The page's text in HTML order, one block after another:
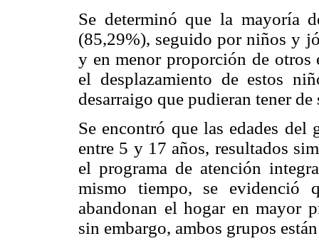
Se determinó que la mayoría
(85,29%), seguido por niños y
y en menor proporción de otros
el desplazamiento de estos
desarraigo que pudieran tener
Se encontró que las edades del
entre 5 y 17 años, resultados
el programa de atención
mismo tiempo, se evidenció
abandonan el hogar en mayor
sin embargo, ambos grupos